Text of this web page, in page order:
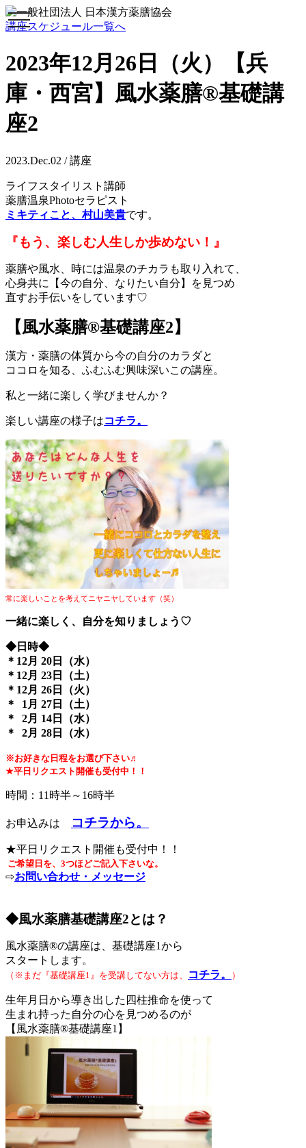
toggle
navigation
講座スケジュール一覧へ
2023年12月26日（火）【兵
庫・西宮】風水薬膳®︎基礎講
座2
2023.Dec.02 / 講座
ライフスタイリスト講師
薬膳温泉Photoセラピスト
ミキティこと、村山美貴です。
『もう、楽しむ人生しか歩めない！』
薬膳や風水、時には温泉のチカラも取り入れて、
心身共に【今の自分、なりたい自分】を見つめ
直すお手伝いをしています♡
【風水薬膳®︎基礎講座2】
漢方・薬膳の体質から今の自分のカラダと
ココロを知る、ふむふむ興味深いこの講座。
私と一緒に楽しく学びませんか？
楽しい講座の様子はコチラ。
常に楽しいことを考えてニヤニヤしています（笑）
一緒に楽しく、自分を知りましょう♡
◆日時◆
＊12月 20日（水）
＊12月 23日（土）
＊12月 26日（火）
＊ 1月 27日（土）
＊ 2月 14日（水）
＊ 2月 28日（水）
※お好きな日程をお選び下さい♬
★平日リクエスト開催も受付中！！
時間：11時半～16時半
お申込みは コチラから。
★平日リクエスト開催も受付中！！
ご希望日を、3つほどご記入下さいな。
⇨お問い合わせ・メッセージ
◆風水薬膳基礎講座2とは？
風水薬膳®の講座は、基礎講座1から
スタートします。
（※まだ『基礎講座1』を受講してない方は、 コチラ。 ）
生年月日から導き出した四柱推命を使って
生まれ持った自分の心を見つめるのが
【風水薬膳®基礎講座1】